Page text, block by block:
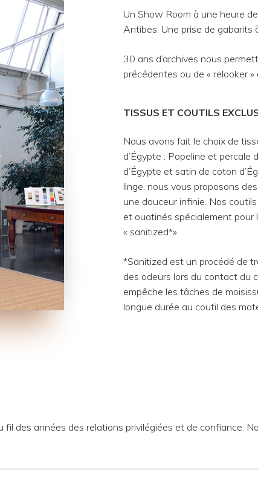
Un Show Room à une heure
Antibes. Une prise de gabarits
30 ans d’archives nous
précédentes ou de « relooker
TISSUS ET COUTILS
Nous avons fait le choix de
d’Égypte : Popeline et
d’Égypte et satin de coton
linge, nous vous proposons
une douceur infinie. Nos
et ouatinés spécialement
« sanitized*».
*Sanitized est un procédé de
des odeurs lors du contact du
empêche les tâches de
longue durée au coutil des
fil des années des relations privilégiées et de confiance.